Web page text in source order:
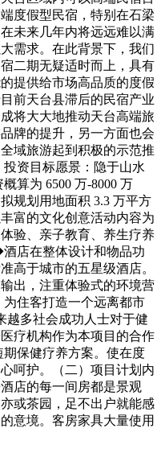
度假型民宿，特别在石梁
未来几年内将远远难以满
需求。在此背景下，我们
二期无疑适时而上，具有
提供给市场高品质的度假
前天台县滞后的民宿产业
将大大地推动天台高端旅
牌的提升，另一方面也会
域旅游起到积极的示范推
资目标愿景：隐于山水
算为 6500 万-8000 万
规划用地面积 3.3 万平方
富的文化创意活动内容为
验、亲子教育、养生疗养
店在整体设计和物品功
高于城市的五星级酒店。
出，注重体验式的环境营
住客打造一个远离都市
多社会成功人士对于健
疗机构作为本项目的合作
保健疗养方案。使在度
呵护。（二）项目计划内
店的每一间房都是景观
或茶园，足不出户就能感
意境。客房家具大量使用